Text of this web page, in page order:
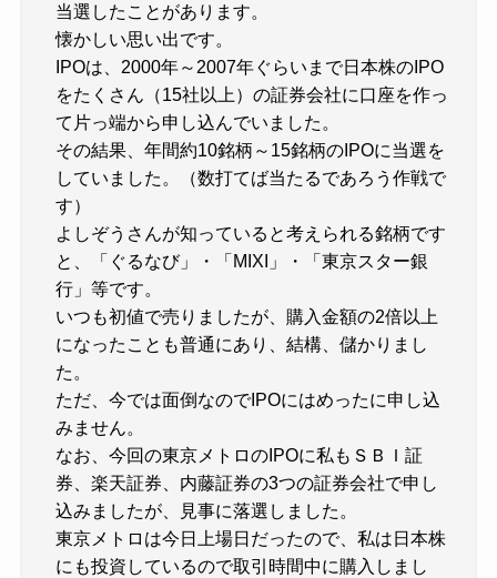
当選したことがあります。
懐かしい思い出です。
IPOは、2000年～2007年ぐらいまで日本株のIPO
をたくさん（15社以上）の証券会社に口座を作っ
て片っ端から申し込んでいました。
その結果、年間約10銘柄～15銘柄のIPOに当選を
していました。（数打てば当たるであろう作戦で
す）
よしぞうさんが知っていると考えられる銘柄です
と、「ぐるなび」・「MIXI」・「東京スター銀
行」等です。
いつも初値で売りましたが、購入金額の2倍以上
になったことも普通にあり、結構、儲かりまし
た。
ただ、今では面倒なのでIPOにはめったに申し込
みません。
なお、今回の東京メトロのIPOに私もＳＢＩ証
券、楽天証券、内藤証券の3つの証券会社で申し
込みましたが、見事に落選しました。
東京メトロは今日上場日だったので、私は日本株
にも投資しているので取引時間中に購入しまし